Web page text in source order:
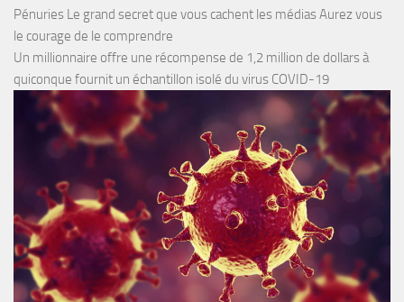
Pénuries Le grand secret que vous cachent les médias Aurez vous
le courage de le comprendre
Un millionnaire offre une récompense de 1,2 million de dollars à
quiconque fournit un échantillon isolé du virus COVID-19